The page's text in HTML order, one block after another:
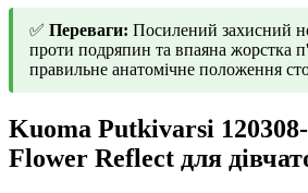
✅ Переваги: Посилений захисний
проти подряпин та впаяна жорстка
правильне анатомічне положення
Kuoma Putkivarsi
Flower Reflect для